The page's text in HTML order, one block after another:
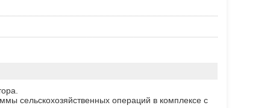
сельскохозяйственных операций в комплексе с